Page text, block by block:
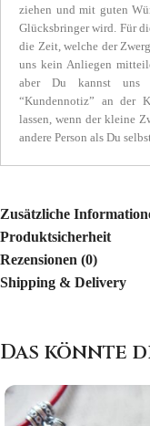
ziehen und mit guten
Glücksbringer wird. Für
die Zeit, welche der
uns kein Anliegen
aber Du kannst uns
“Kundennotiz” an der
lassen, wenn der kleine
andere Person als Du
Zusätzliche
Produktsicherheit
Rezensionen (0)
Shipping & Delivery
Das könnte